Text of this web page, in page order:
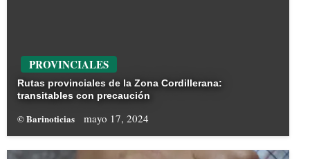
PROVINCIALES
Rutas provinciales de la Zona Cordillerana:
transitables con precaución
© Barinoticias mayo 17, 2024